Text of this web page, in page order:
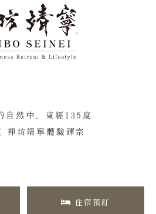
自然中，東經135度
禅坊靖寧體驗禪宗
住宿預訂